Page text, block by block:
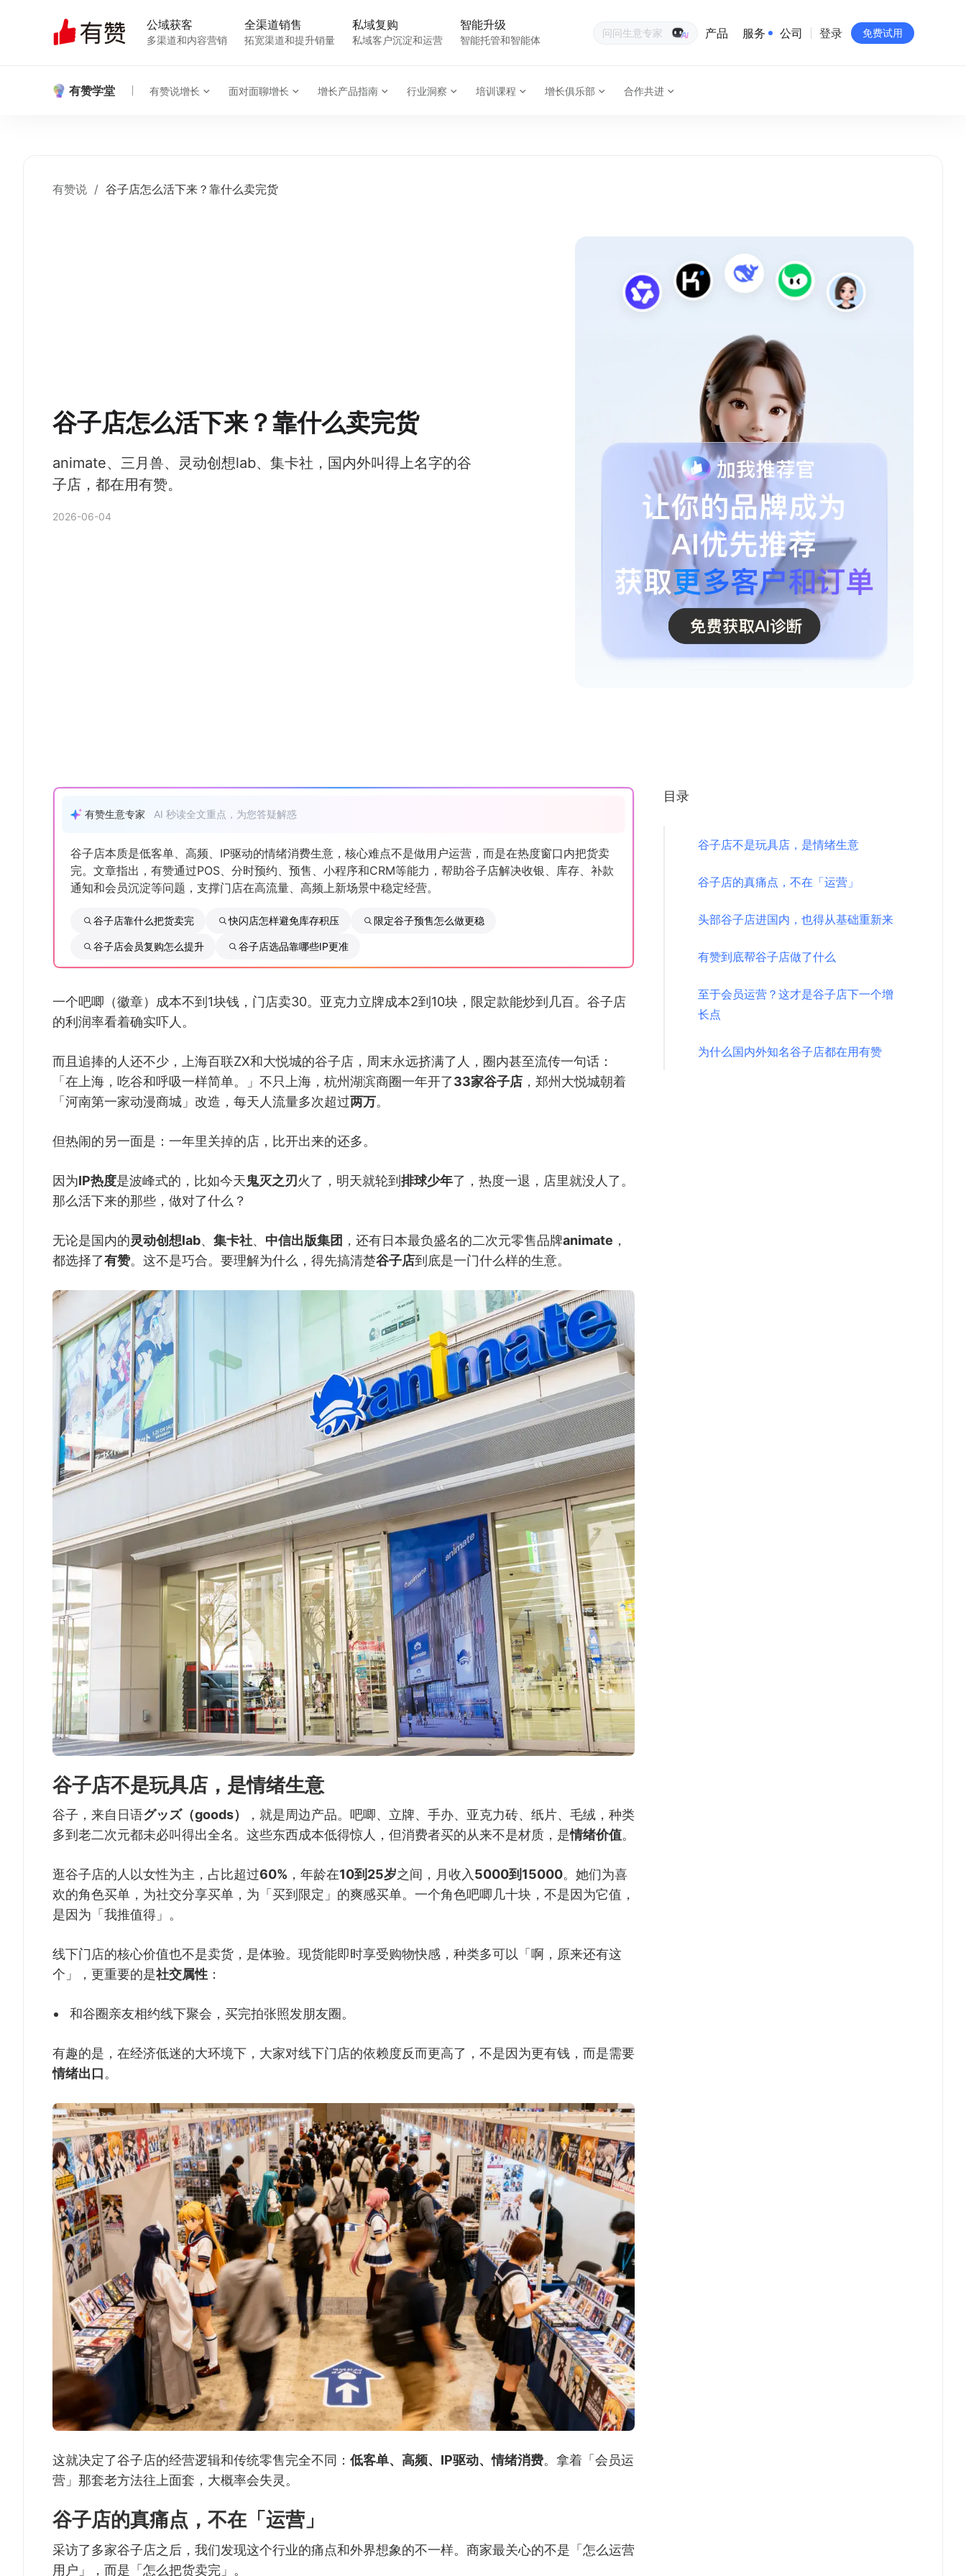
公域获客
多渠道和内容营销
全渠道销售
拓宽渠道和提升销量
私域复购
私域客户沉淀和运营
智能升级
智能托管和智能体
生意专家
产品 服务 公司 登录 免费试用
有赞学堂 有赞说增长 面对面聊增长 增长产品指南 行业洞察 培训课程 增长俱乐部 合作共进
有赞说 / 谷子店怎么活下来？靠什么卖完货
谷子店怎么活下来？靠什么卖完货
animate、三月兽、灵动创想lab、集卡社，国内外叫得上名字的谷
子店，都在用有赞。
2026-06-04
有赞生意专家 AI 秒读全文重点，为您答疑解惑
谷子店本质是低客单、高频、IP驱动的情绪消费生意，核心难点不是做用户运营，而是在热度窗口内把货卖
完。文章指出，有赞通过POS、分时预约、预售、小程序和CRM等能力，帮助谷子店解决收银、库存、补款
通知和会员沉淀等问题，支撑门店在高流量、高频上新场景中稳定经营。
谷子店靠什么把货卖完 快闪店怎样避免库存积压 限定谷子预售怎么做更稳
谷子店会员复购怎么提升 谷子店选品靠哪些IP更准
一个吧唧（徽章）成本不到1块钱，门店卖30。亚克力立牌成本2到10块，限定款能炒到几百。谷子店
的利润率看着确实吓人。
而且追捧的人还不少，上海百联ZX和大悦城的谷子店，周末永远挤满了人，圈内甚至流传一句话：
「在上海，吃谷和呼吸一样简单。」不只上海，杭州湖滨商圈一年开了33家谷子店 ，郑州大悦城朝着
「河南第一家动漫商城」改造，每天人流量多次超过两万。
但热闹的另一面是：一年里关掉的店，比开出来的还多。
因为IP热度是波峰式的，比如今天鬼灭之刃火了，明天就轮到排球少年了，热度一退，店里就没人了。
那么活下来的那些，做对了什么？
无论是国内的灵动创想lab、 集卡社、 中信出版集团 ，还有日本最负盛名的二次元零售品牌animate ，
都选择了有赞。这不是巧合。要理解为什么，得先搞清楚谷子店到底是一门什么样的生意。
谷子店不是玩具店，是情绪生意
谷子，来自日语グッズ（goods）
，就是周边产品。吧唧、立牌、手办、亚克力砖、纸片、毛绒，种类
多到老二次元都未必叫得出全名。这些东西成本低得惊人，但消费者买的从来不是材质，是情绪价值。
逛谷子店的人以女性为主，占比超过60% ，年龄在10到25岁之间，月收入 5000到15000。她们为喜
欢的角色买单，为社交分享买单，为「买到限定」的爽感买单。一个角色吧唧几十块，不是因为它值，
是因为「我推值得」。
线下门店的核心价值也不是卖货，是体验。现货能即时享受购物快感，种类多可以「啊，原来还有这
个」，更重要的是社交属性 ：
和谷圈亲友相约线下聚会，买完拍张照发朋友圈。
有趣的是，在经济低迷的大环境下，大家对线下门店的依赖度反而更高了，不是因为更有钱，而是需要
情绪出口。
这就决定了谷子店的经营逻辑和传统零售完全不同： 低客单、高频、IP驱动、情绪消费。拿着「会员运
营」那套老方法往上面套，大概率会失灵。
谷子店的真痛点，不在「运营」
采访了多家谷子店之后，我们发现这个行业的痛点和外界想象的不一样。商家最关心的不是「怎么运营
用户」，而是「怎么把货卖完」。
目录
谷子店不是玩具店，是情绪生意
谷子店的真痛点，不在「运营」
头部谷子店进国内，也得从基础重新来
有赞到底帮谷子店做了什么
至于会员运营？这才是谷子店下一个增
长点
为什么国内外知名谷子店都在用有赞